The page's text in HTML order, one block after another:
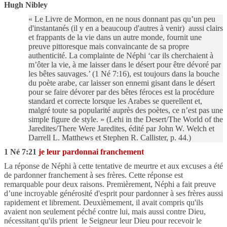
Hugh Nibley
« Le Livre de Mormon, en ne nous donnant pas qu’un peu
d'instantanés (il y en a beaucoup d'autres à venir) aussi clairs
et frappants de la vie dans un autre monde, fournit une
preuve pittoresque mais convaincante de sa propre
authenticité. La complainte de Néphi ‘car ils cherchaient à
m’ôter la vie, à me laisser dans le désert pour être dévoré par
les bêtes sauvages.’ (1 Né 7:16), est toujours dans la bouche
du poète arabe, car laisser son ennemi gisant dans le désert
pour se faire dévorer par des bêtes féroces est la procédure
standard et correcte lorsque les Arabes se querellent et,
malgré toute sa popularité auprès des poètes, ce n’est pas une
simple figure de style. » (Lehi in the Desert/The World of the
Jaredites/There Were Jaredites, édité par John W. Welch et
Darrell L. Matthews et Stephen R. Callister, p. 44.)
1 Né 7:21 je leur pardonnai franchement
La réponse de Néphi à cette tentative de meurtre et aux excuses a été
de pardonner franchement à ses frères. Cette réponse est
remarquable pour deux raisons. Premièrement, Néphi a fait preuve
d’une incroyable générosité d'esprit pour pardonner à ses frères aussi
rapidement et librement. Deuxièmement, il avait compris qu'ils
avaient non seulement péché contre lui, mais aussi contre Dieu,
nécessitant qu'ils prient le Seigneur leur Dieu pour recevoir le